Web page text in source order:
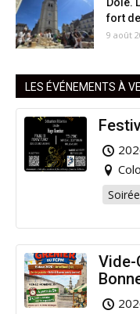
Dole.
fort de
9 août
LES ÉVÉNEMENTS À
Vide-